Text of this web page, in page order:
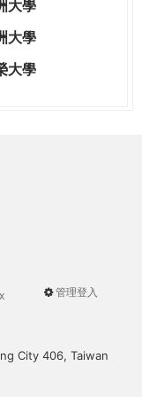
大學
大學
大學
User
管理登入
City 406, Taiwan